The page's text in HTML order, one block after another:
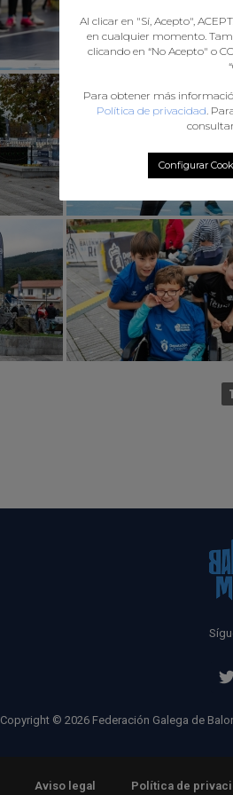
1
Copyright © 2026 Federación Galega de
Aviso legal Política de
Al clicar en "Sí, Acepto",
en cualquier momento.
clicando en “No Acepto" o
Para obtener más
Política de privacidad.
Configurar